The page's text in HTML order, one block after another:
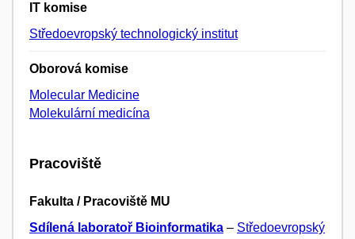
IT komise
Středoevropský technologický institut
Oborová komise
Molecular Medicine
Molekulární medicína
Pracoviště
Fakulta / Pracoviště MU
Sdílená laboratoř Bioinformatika – Středoevropský